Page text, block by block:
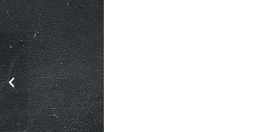
Bloc-notes en cuir